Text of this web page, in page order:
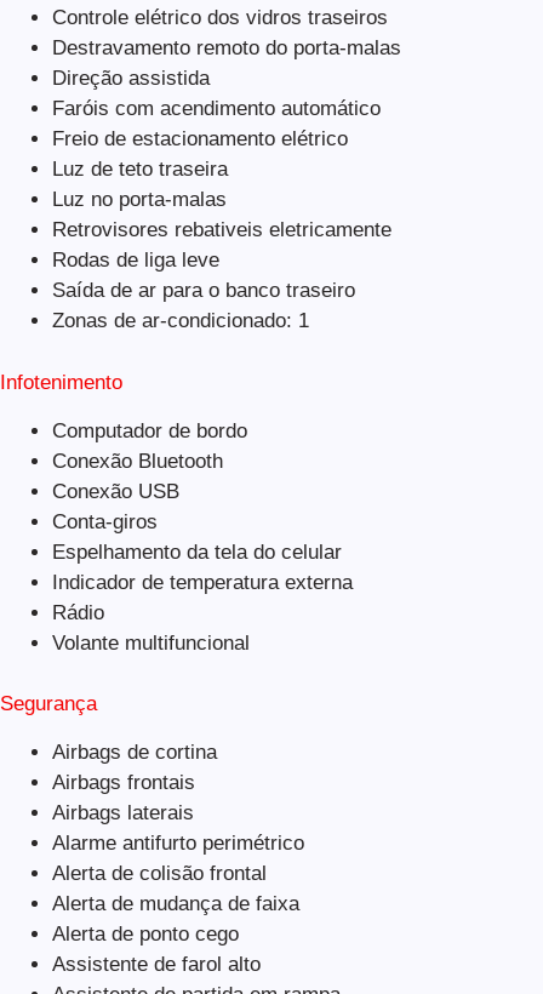
Controle elétrico dos vidros traseiros
Destravamento remoto do porta-malas
Direção assistida
Faróis com acendimento automático
Freio de estacionamento elétrico
Luz de teto traseira
Luz no porta-malas
Retrovisores rebativeis eletricamente
Rodas de liga leve
Saída de ar para o banco traseiro
Zonas de ar-condicionado: 1
Infotenimento
Computador de bordo
Conexão Bluetooth
Conexão USB
Conta-giros
Espelhamento da tela do celular
Indicador de temperatura externa
Rádio
Volante multifuncional
Segurança
Airbags de cortina
Airbags frontais
Airbags laterais
Alarme antifurto perimétrico
Alerta de colisão frontal
Alerta de mudança de faixa
Alerta de ponto cego
Assistente de farol alto